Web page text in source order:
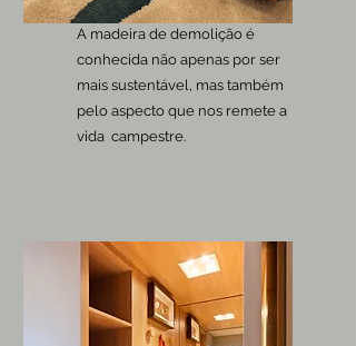
A madeira de demolição é
conhecida não apenas por ser
mais sustentável, mas também
pelo aspecto que nos remete a
vida campestre.